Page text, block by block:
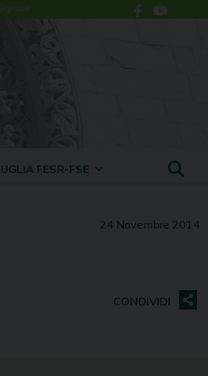
FESR-FSE
24 Novembre 2014